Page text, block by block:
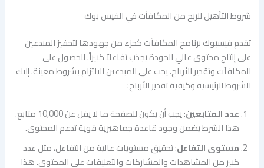
شروط التأهيل للربح من المكافأت في الفيس بوك
تقدم فيسبوك برنامج المكافآت كجزء من جهودها لتحفيز المبدعين
على إنتاج محتوى عالي الجودة يجذب تفاعلاً كبيراً. للحصول على
المكافآت وتقدير الأرباح، يجب على المبدعين الالتزام بشروط معينة. إليك
الشروط الرئيسية وكيفية تقدير الأرباح:
عدد المتابعين
: يجب أن يكون للصفحة ما لا يقل عن 10,000 متابع.
هذا الشرط يضمن وجود قاعدة جماهيرية قوية تدعم المحتوى.
مستوى التفاعل: تحقيق مستويات عالية من التفاعل، مثل عدد
كبير من المشاهدات والمشاركات والتعليقات على المحتوى. هذا